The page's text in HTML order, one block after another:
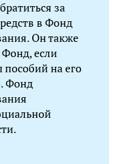
за
в Фонд
Он также
Фонд, если
пособий на его
Фонд